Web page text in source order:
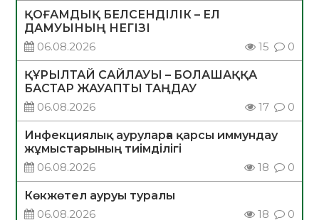
ҚОҒАМДЫҚ БЕЛСЕНДІЛІК – ЕЛ
ДАМУЫНЫҢ НЕГІЗІ
06.08.2026
15 0
ҚҰРЫЛТАЙ САЙЛАУЫ – БОЛАШАҚҚА
БАСТАР ЖАУАПТЫ ТАҢДАУ
06.08.2026
17 0
Инфекциялық ауруларға қарсы иммундау
жұмыстарының тиімділігі
06.08.2026
18 0
Көкжөтел ауруы туралы
06.08.2026
18 0